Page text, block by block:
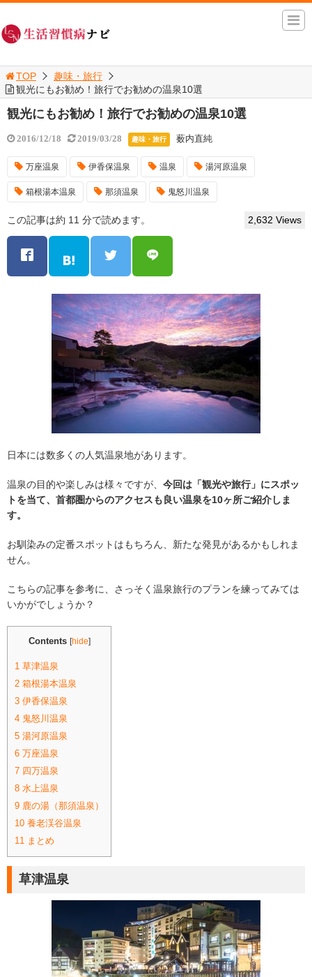
TOP
趣味・旅行
観光にもお勧め！旅行でお勧めの温泉10選
観光にもお勧め！旅行でお勧めの温泉10選
2016/12/18 2019/03/28 趣味・旅行 薮内直純
万座温泉 伊香保温泉 温泉 湯河原温泉
箱根湯本温泉 那須温泉 鬼怒川温泉
この記事は約 11 分で読めます。 2,632 Views
日本には数多くの人気温泉地があります。
温泉の目的や楽しみは様々ですが、 今回は「観光や旅行」にスポッ
トを当て、首都圏からのアクセスも良い温泉を10ヶ所ご紹介しま
す。
お馴染みの定番スポットはもちろん、新たな発見があるかもしれま
せん。
こちらの記事を参考に、さっそく温泉旅行のプランを練ってみては
いかがでしょうか？
Contents [hide]
1 草津温泉
2 箱根湯本温泉
3 伊香保温泉
4 鬼怒川温泉
5 湯河原温泉
6 万座温泉
7 四万温泉
8 水上温泉
9 鹿の湯（那須温泉）
10 養老渓谷温泉
11 まとめ
草津温泉